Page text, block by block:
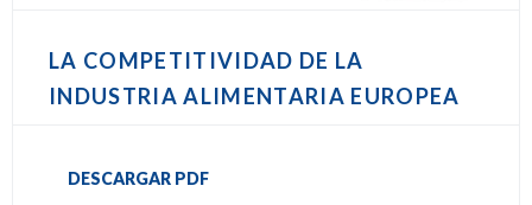
LA COMPETITIVIDAD DE LA
INDUSTRIA ALIMENTARIA EUROPEA
DESCARGAR PDF